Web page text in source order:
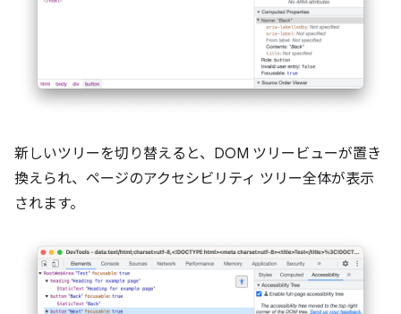
新しいツリーを切り替えると、DOM ツリービューが置き
換えられ、ページのアクセシビリティ ツリー全体が表示
されます。